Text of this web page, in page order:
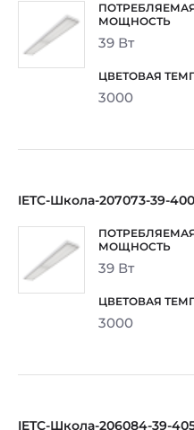
39 Вт
3000
IETC-Школа-207073-39-
39 Вт
3000
IETC-Школа-206084-39-